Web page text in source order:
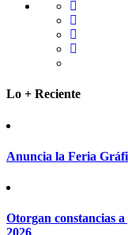
Lo + Reciente
Anuncia la Feria
Otorgan constancias